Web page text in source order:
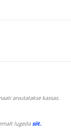
arvutatakse kassas.
lugedasiit.